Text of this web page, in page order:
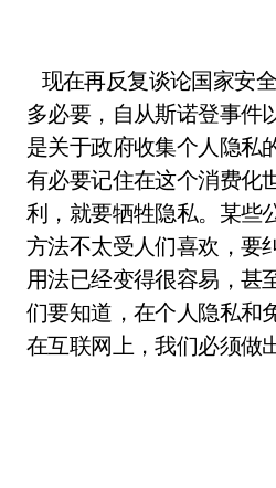
现在再反复谈论国家安
多必要，自从斯诺登事件
是关于政府收集个人隐私
有必要记住在这个消费化
利，就要牺牲隐私。某些
方法不太受人们喜欢，要
用法已经变得很容易，甚
们要知道，在个人隐私和
在互联网上，我们必须做